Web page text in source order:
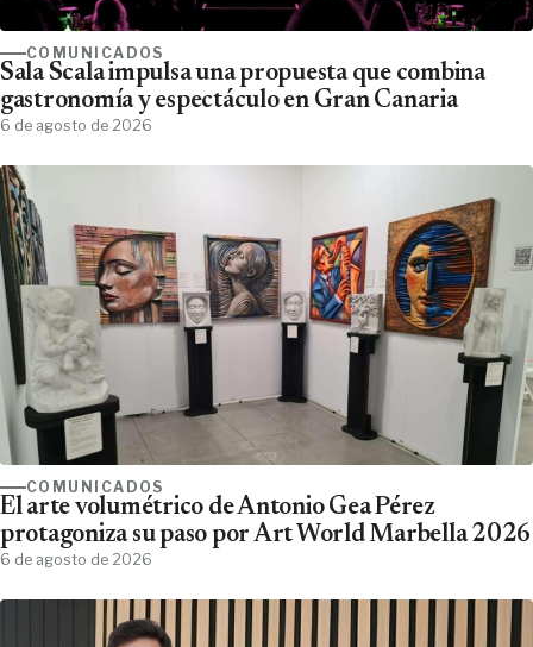
COMUNICADOS
Sala Scala impulsa una propuesta que combina
gastronomía y espectáculo en Gran Canaria
6 de agosto de 2026
COMUNICADOS
El arte volumétrico de Antonio Gea Pérez
protagoniza su paso por Art World Marbella 2026
6 de agosto de 2026